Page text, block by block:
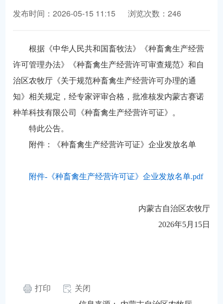
发布时间：2026-05-15 11:15 浏览次数：246
根据《中华人民共和国畜牧法》《种畜禽生产经营
许可管理办法》《种畜禽生产经营许可审查规范》和自
治区农牧厅《关于规范种畜禽生产经营许可办理的通
知》相关规定，经专家评审合格，批准核发内蒙古赛诺
种羊科技有限公司《种畜禽生产经营许可证》。
特此公告。
附件：《种畜禽生产经营许可证》企业发放名单
附件-《种畜禽生产经营许可证》企业发放名单.pdf
内蒙古自治区农牧厅
2026年5月15日
打印
关闭